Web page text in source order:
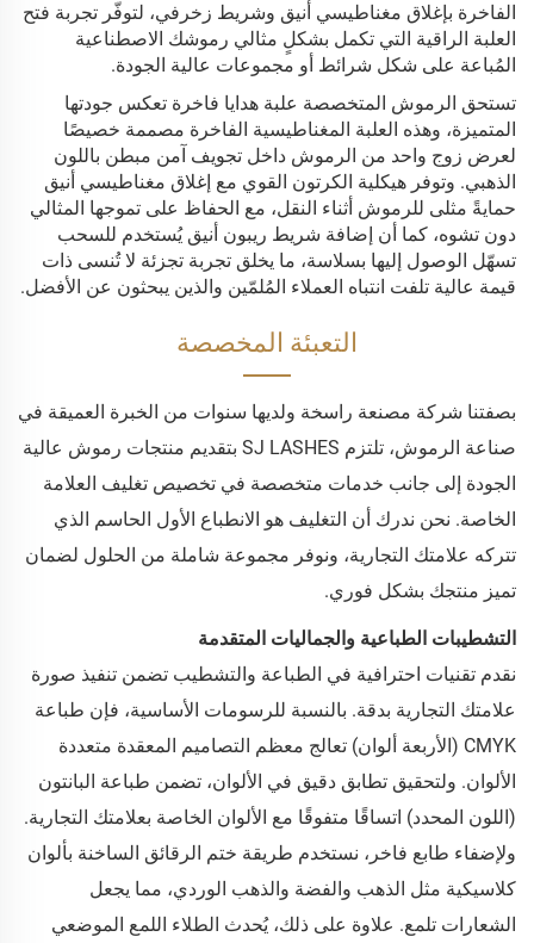
الفاخرة بإغلاق مغناطيسي أنيق وشريط زخرفي، لتوفّر تجربة فتح
العلبة الراقية التي تكمل بشكلٍ مثالي رموشك الاصطناعية
المُباعة على شكل شرائط أو مجموعات عالية الجودة.
تستحق الرموش المتخصصة علبة هدايا فاخرة تعكس جودتها
المتميزة، وهذه العلبة المغناطيسية الفاخرة مصممة خصيصًا
لعرض زوج واحد من الرموش داخل تجويف آمن مبطن باللون
الذهبي. وتوفر هيكلية الكرتون القوي مع إغلاق مغناطيسي أنيق
حمايةً مثلى للرموش أثناء النقل، مع الحفاظ على تموجها المثالي
دون تشوه، كما أن إضافة شريط ريبون أنيق يُستخدم للسحب
تسهّل الوصول إليها بسلاسة، ما يخلق تجربة تجزئة لا تُنسى ذات
قيمة عالية تلفت انتباه العملاء المُلمّين والذين يبحثون عن الأفضل.
التعبئة المخصصة
بصفتنا شركة مصنعة راسخة ولديها سنوات من الخبرة العميقة في
صناعة الرموش، تلتزم SJ LASHES بتقديم منتجات رموش عالية
الجودة إلى جانب خدمات متخصصة في تخصيص تغليف العلامة
الخاصة. نحن ندرك أن التغليف هو الانطباع الأول الحاسم الذي
تتركه علامتك التجارية، ونوفر مجموعة شاملة من الحلول لضمان
تميز منتجك بشكل فوري.
التشطيبات الطباعية والجماليات المتقدمة
نقدم تقنيات احترافية في الطباعة والتشطيب تضمن تنفيذ صورة
علامتك التجارية بدقة. بالنسبة للرسومات الأساسية، فإن طباعة
CMYK (الأربعة ألوان) تعالج معظم التصاميم المعقدة متعددة
الألوان. ولتحقيق تطابق دقيق في الألوان، تضمن طباعة البانتون
(اللون المحدد) اتساقًا متفوقًا مع الألوان الخاصة بعلامتك التجارية.
ولإضفاء طابع فاخر، نستخدم طريقة ختم الرقائق الساخنة بألوان
كلاسيكية مثل الذهب والفضة والذهب الوردي، مما يجعل
الشعارات تلمع. علاوة على ذلك، يُحدث الطلاء اللمع الموضعي